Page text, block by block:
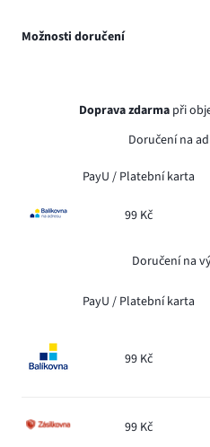
Možnosti doručení
Doprava zdarma při
Doručení na
PayU / Platební karta
99 Kč
Doručení na
PayU / Platební karta
99 Kč
99 Kč